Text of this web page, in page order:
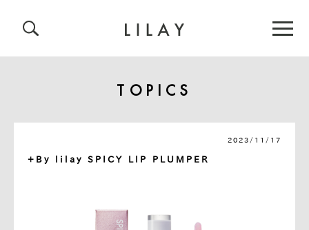
TOPICS
2023/11/17
+By lilay SPICY LIP PLUMPER